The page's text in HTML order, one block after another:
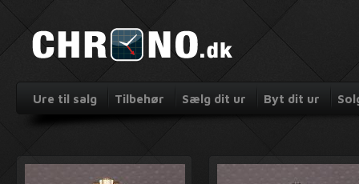
Ure til salg Tilbehør Sælg dit ur Byt dit ur